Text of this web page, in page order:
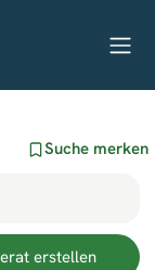
Suche merken
erstellen